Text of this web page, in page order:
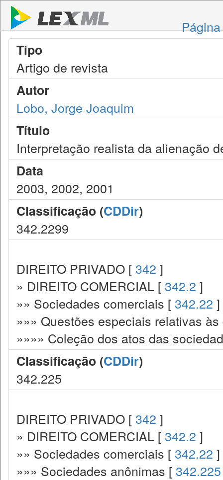
Tipo
Artigo de revista
Autor
Lobo, Jorge Joaquim
Título
Interpretação realista da alienação
Data
2003, 2002, 2001
Classificação (CDDir)
342.2299
DIREITO PRIVADO [ 342 ]
» DIREITO COMERCIAL [ 342.2 ]
»» Sociedades comerciais [ 342.22 ]
»»» Questões especiais relativas
»»»» Coleção dos atos das
Classificação (CDDir)
342.225
DIREITO PRIVADO [ 342 ]
» DIREITO COMERCIAL [ 342.2 ]
»» Sociedades comerciais [ 342.22 ]
»»» Sociedades anônimas [ 342.225